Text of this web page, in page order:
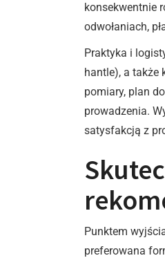
konsekwentnie
odwołaniach,
Praktyka i
hantle), a także
pomiary, plan
prowadzenia.
satysfakcją z
Punktem
preferowana